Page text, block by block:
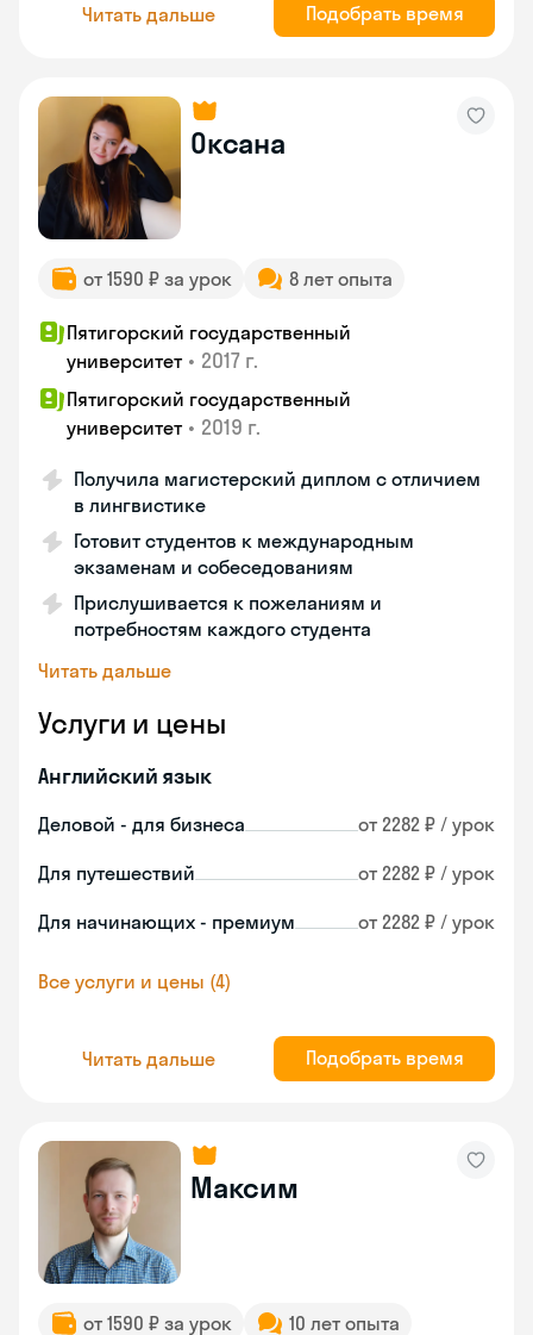
Читать дальше Подобрать время
Оксана
от 1590 ₽ за урок 8 лет опыта
Пятигорский государственный
университет • 2017 г.
Пятигорский государственный
университет • 2019 г.
Получила магистерский диплом с отличием
в лингвистике
Готовит студентов к международным
экзаменам и собеседованиям
Прислушивается к пожеланиям и
потребностям каждого студента
Читать дальше
Услуги и цены
Английский язык
Деловой - для бизнеса от 2282 ₽ / урок
Для путешествий от 2282 ₽ / урок
Для начинающих - премиум от 2282 ₽ / урок
Все услуги и цены (4)
Читать дальше Подобрать время
Максим
от 1590 ₽ за урок 10 лет опыта